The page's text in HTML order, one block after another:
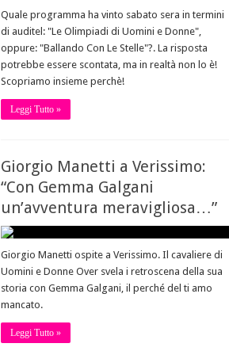
Quale programma ha vinto sabato sera in termini
di auditel: "Le Olimpiadi di Uomini e Donne",
oppure: "Ballando Con Le Stelle"?. La risposta
potrebbe essere scontata, ma in realtà non lo è!
Scopriamo insieme perchè!
Leggi Tutto »
Giorgio Manetti a Verissimo:
“Con Gemma Galgani
un’avventura meravigliosa…”
Giorgio Manetti ospite a Verissimo. Il cavaliere di
Uomini e Donne Over svela i retroscena della sua
storia con Gemma Galgani, il perché del ti amo
mancato.
Leggi Tutto »